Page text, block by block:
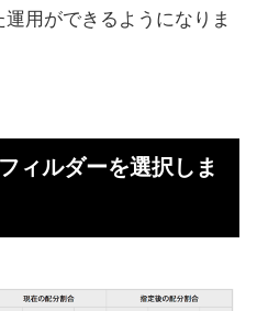
用ができるようになりま
ィルダーを選択しま